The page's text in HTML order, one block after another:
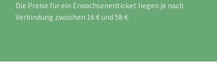
Die Preise für ein Erwachsenenticket liegen je nach
Verbindung zwischen 16 € und 58 €.